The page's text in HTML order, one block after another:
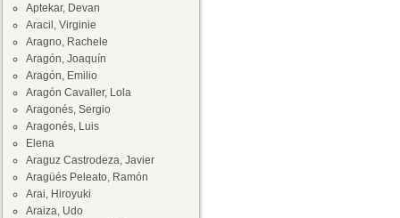
Aptekar, Devan
Aracil, Virginie
Aragno, Rachele
Aragón, Joaquín
Aragón, Emilio
Aragón Cavaller, Lola
Aragonés, Sergio
Aragonés, Luis
Elena
Araguz Castrodeza, Javier
Aragüés Peleato, Ramón
Arai, Hiroyuki
Araiza, Udo